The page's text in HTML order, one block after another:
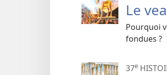
Le
Pourquoi
fondues ?
37e